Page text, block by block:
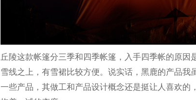
丘陵这款帐篷分三季和四季帐篷，入手四季帐的原因
雪线之上，有雪裙比较方便。说实话，黑鹿的产品我
一些产品，其做工和产品设计概念还是挺让人喜欢的